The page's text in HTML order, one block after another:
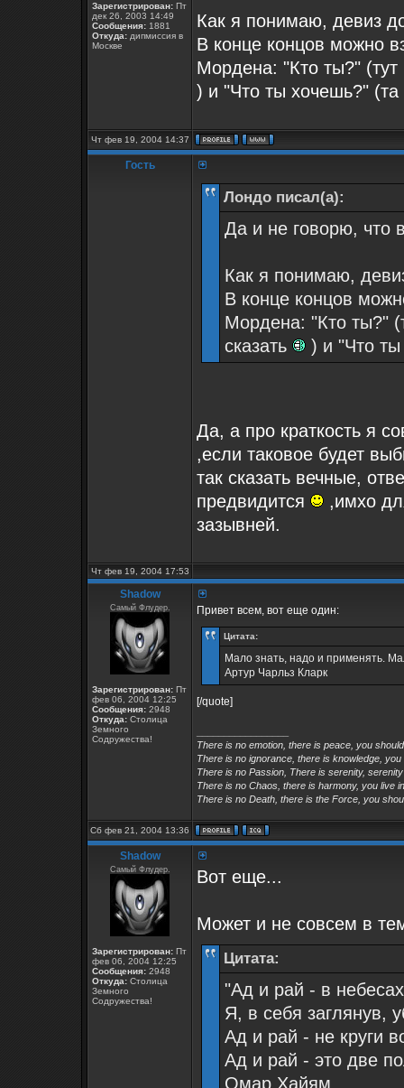
Зарегистрирован: Пт
дек 26, 2003 14:49
Сообщения: 1881
Откуда: дипмиссия в
Москве
Как я понимаю, девиз
В конце концов можно
Мордена: "Кто ты?" (тут
) и "Что ты хочешь?"
Чт фев 19, 2004 14:37
Гость
Лондо писал(а):
Да и не говорю, что
Как я понимаю,
В конце концов
Мордена: "Кто ты?"
сказать
) и "Что
Да, а про краткость я
,если таковое будет
так сказать вечные,
предвидится
,имхо
зазывней.
Чт фев 19, 2004 17:53
Shadow
Самый Флудер.
Зарегистрирован: Пт
фев 06, 2004 12:25
Сообщения: 2948
Откуда: Столица
Земного
Содружества!
Привет всем, вот еще один:
Цитата:
Мало знать, надо и применять.
Артур Чарльз Кларк
[/quote]
There is no emotion, there is peace, you
There is no ignorance, there is knowledge,
There is no Passion, There is serenity,
There is no Chaos, there is harmony, you live
There is no Death, there is the Force, you
Сб фев 21, 2004 13:36
Shadow
Самый Флудер.
Зарегистрирован: Пт
фев 06, 2004 12:25
Сообщения: 2948
Откуда: Столица
Земного
Содружества!
Вот еще...
Может и не совсем в
Цитата:
"Ад и рай - в
Я, в себя заглянув,
Ад и рай - не круги
Ад и рай - это две
Омар Хайям